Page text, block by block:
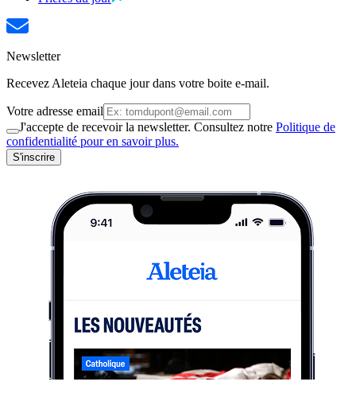
Newsletter
Recevez Aleteia chaque jour dans votre boite e-mail.
Votre adresse email
J'accepte de recevoir la newsletter. Consultez notre Politique de
confidentialité pour en savoir plus.
S'inscrire